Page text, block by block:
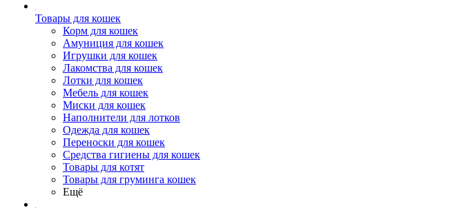
Товары для кошек
Корм для кошек
Амуниция для кошек
Игрушки для кошек
Лакомства для кошек
Лотки для кошек
Мебель для кошек
Миски для кошек
Наполнители для лотков
Одежда для кошек
Переноски для кошек
Средства гигиены для кошек
Товары для котят
Товары для груминга кошек
Ещё